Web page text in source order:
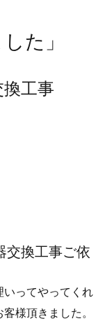
た」
工事
交換工事ご依
ってやってくれ
様頂きました。